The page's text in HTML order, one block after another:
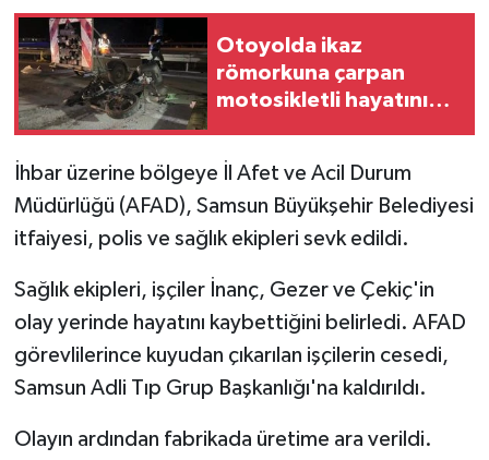
Otoyolda ikaz
römorkuna çarpan
motosikletli hayatını
İhbar üzerine bölgeye İl Afet ve Acil Durum
Müdürlüğü (AFAD), Samsun Büyükşehir Belediyesi
itfaiyesi, polis ve sağlık ekipleri sevk edildi.
Sağlık ekipleri, işçiler İnanç, Gezer ve Çekiç'in
olay yerinde hayatını kaybettiğini belirledi. AFAD
görevlilerince kuyudan çıkarılan işçilerin cesedi,
Samsun Adli Tıp Grup Başkanlığı'na kaldırıldı.
Olayın ardından fabrikada üretime ara verildi.